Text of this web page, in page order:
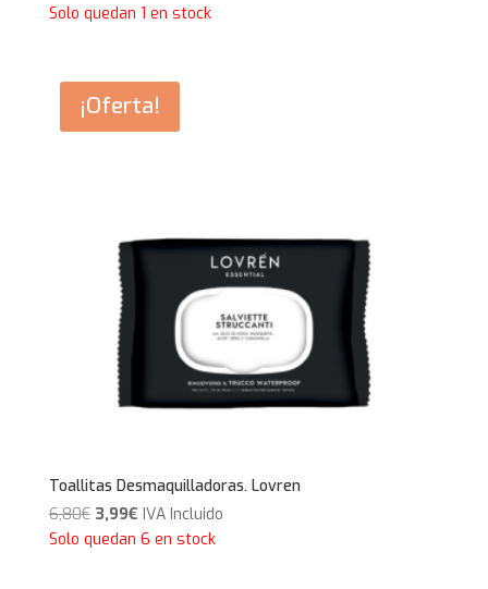
precio
28,95€.
precio
17,99€.
Solo quedan 1 en stock
¡Oferta!
Toallitas Desmaquilladoras. Lovren
6,80€ El
precio
3,99€El
precio
IVA Incluido
Solo quedan 6 en stock